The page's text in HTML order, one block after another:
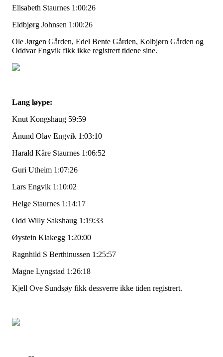
Elisabeth Staurnes 1:00:26
Eldbjørg Johnsen 1:00:26
Ole Jørgen Gården, Edel Bente Gården, Kolbjørn Gården og
Oddvar Engvik fikk ikke registrert tidene sine.
Lang løype:
Knut Kongshaug 59:59
Ånund Olav Engvik 1:03:10
Harald Kåre Staurnes 1:06:52
Guri Utheim 1:07:26
Lars Engvik 1:10:02
Helge Staurnes 1:14:17
Odd Willy Sakshaug 1:19:33
Øystein Klakegg 1:20:00
Ragnhild S Berthinussen 1:25:57
Magne Lyngstad 1:26:18
Kjell Ove Sundsøy fikk dessverre ikke tiden registrert.